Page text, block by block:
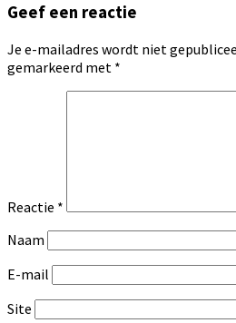
Geef een reactie
Je e-mailadres wordt niet
gemarkeerd met *
Reactie *
Naam
E-mail
Site